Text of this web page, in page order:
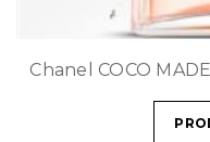
Chanel COCO